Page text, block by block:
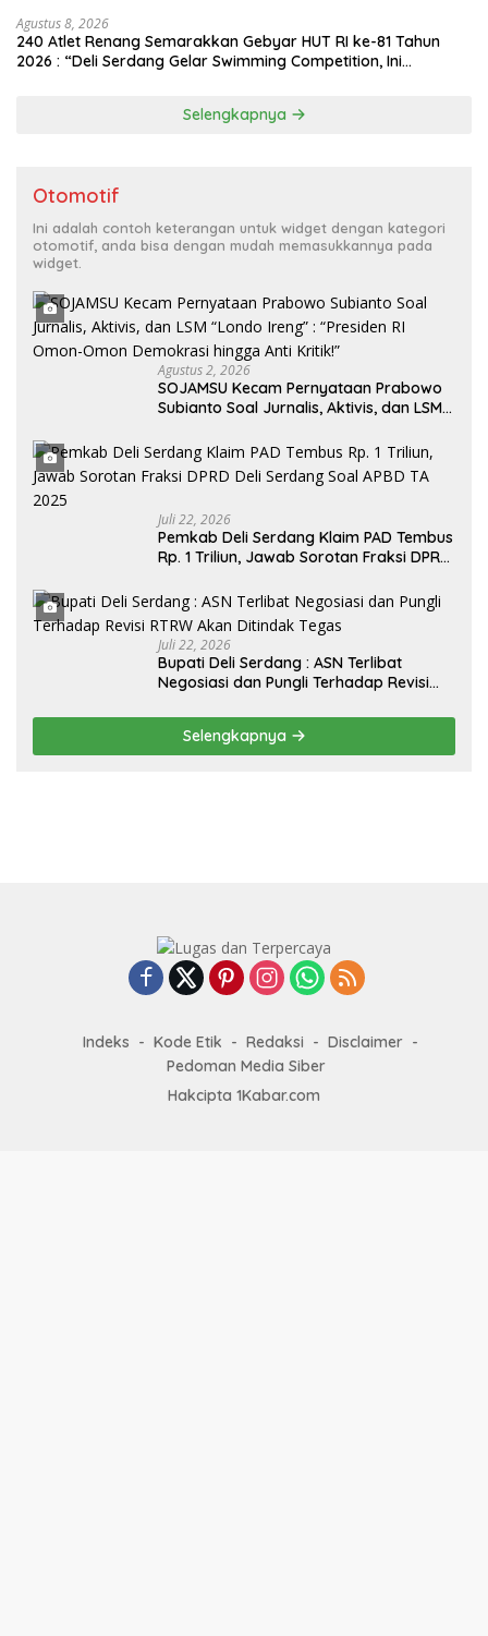
Agustus 8, 2026
240 Atlet Renang Semarakkan Gebyar HUT RI ke-81 Tahun
2026 : “Deli Serdang Gelar Swimming Competition, Ini
Selengkapnya
Otomotif
Ini adalah contoh keterangan untuk widget dengan kategori
otomotif, anda bisa dengan mudah memasukkannya pada
widget.
Agustus 2, 2026
SOJAMSU Kecam Pernyataan Prabowo
Subianto Soal Jurnalis, Aktivis, dan LSM
Omon Demokrasi hingga Anti Kritik!”
Juli 22, 2026
Pemkab Deli Serdang Klaim PAD Tembus
Rp. 1 Triliun, Jawab Sorotan Fraksi DPRD
Juli 22, 2026
Bupati Deli Serdang : ASN Terlibat
Negosiasi dan Pungli Terhadap Revisi
Selengkapnya
Indeks Kode Etik Redaksi
Disclaimer
Pedoman Media Siber
Hakcipta 1Kabar.com